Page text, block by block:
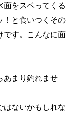
面をスベってくる
！と食いつくその
です。こんなに面
あまり釣れませ
はないかもしれな